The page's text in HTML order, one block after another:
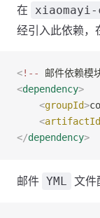
在 xiaomayi-
经引入此依赖，
<!-- 邮件依赖模
<dependency>
    <
groupId>
    <
artifactId
</dependency>
邮件 YML 文件